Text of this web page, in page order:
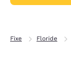
Fixe Floride